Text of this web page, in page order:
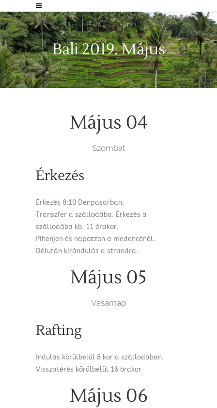
Bali 2019. Május
Május 04
Szombat
Érkezés
Érkezés 8:10 Denpasarban.
Transzfer a szállodába. Érkezés a
szállodába kb. 11 órakor.
Pihenjen és napozzon a medencénél.
Délután kirándulás a strandra.
Május 05
Vasárnap
Rafting
Indulás körülbelül 8 kor a szállodában.
Visszatérés körülbelül 16 órakor
Május 06